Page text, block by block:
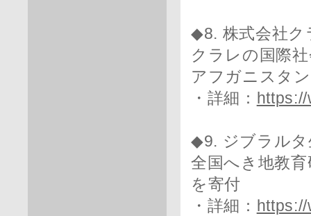
◆8. 株式会社ク
クラレの国際
アフガニスタ
・詳細：
◆9. ジブラルタ
全国へき地教
を寄付
・詳細：